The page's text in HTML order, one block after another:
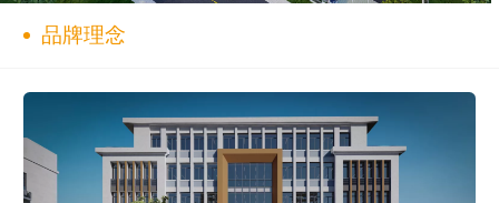
品牌理念